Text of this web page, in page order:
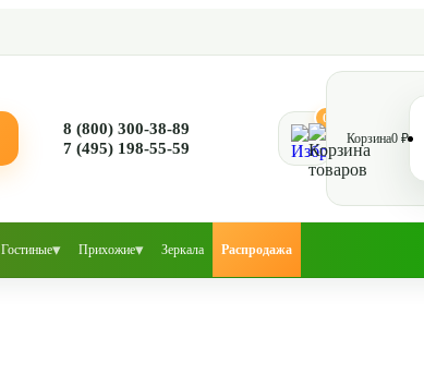
8 (800) 300-38-89
7 (495) 198-55-59
0
Корзина0 ₽
Гостиные▾ Прихожие▾ Зеркала Распродажа